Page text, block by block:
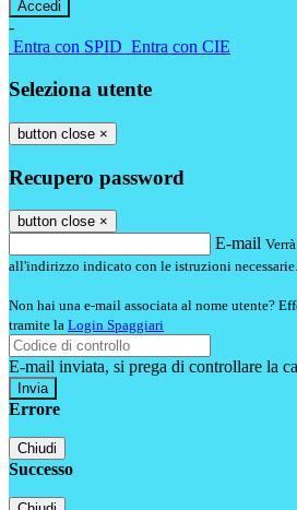
-
Entra con SPID Entra con CIE
Seleziona utente
button close ×
Recupero password
button close ×
E-mail
all'indirizzo indicato con le istruzioni necessarie.
Non hai una e-mail associata al nome utente?
tramite la Login Spaggiari
E-mail inviata, si prega di controllare la
Errore
Chiudi
Successo